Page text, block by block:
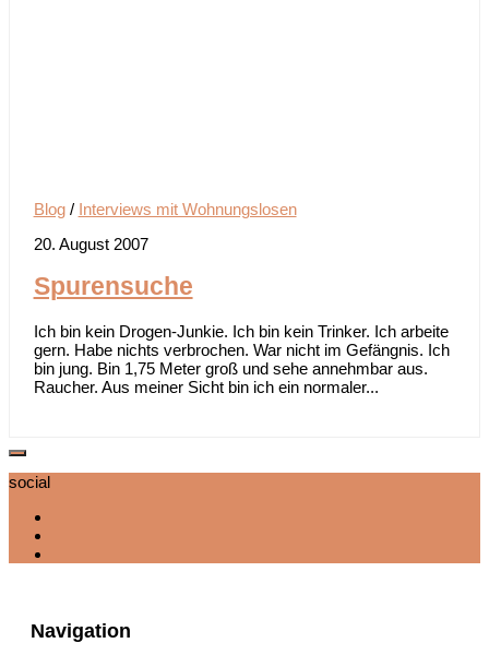
Blog/ Interviews mit Wohnungslosen
20. August 2007
Spurensuche
Ich bin kein Drogen-Junkie. Ich bin kein Trinker. Ich arbeite
gern. Habe nichts verbrochen. War nicht im Gefängnis. Ich
bin jung. Bin 1,75 Meter groß und sehe annehmbar aus.
Raucher. Aus meiner Sicht bin ich ein normaler...
social
Navigation